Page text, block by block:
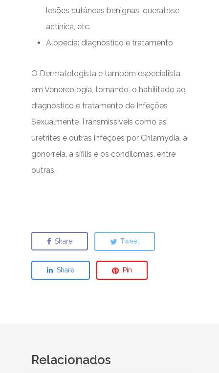
lesões cutâneas benignas, queratose
actínica, etc.
Alopecia: diagnóstico e tratamento
O Dermatologista é também especialista
em Venereologia, tornando-o habilitado ao
diagnóstico e tratamento de Infeções
Sexualmente Transmissíveis como as
uretrites e outras infeções por Chlamydia, a
gonorreia, a sífilis e os condilomas, entre
outras.
Share Tweet
Share Pin
Relacionados